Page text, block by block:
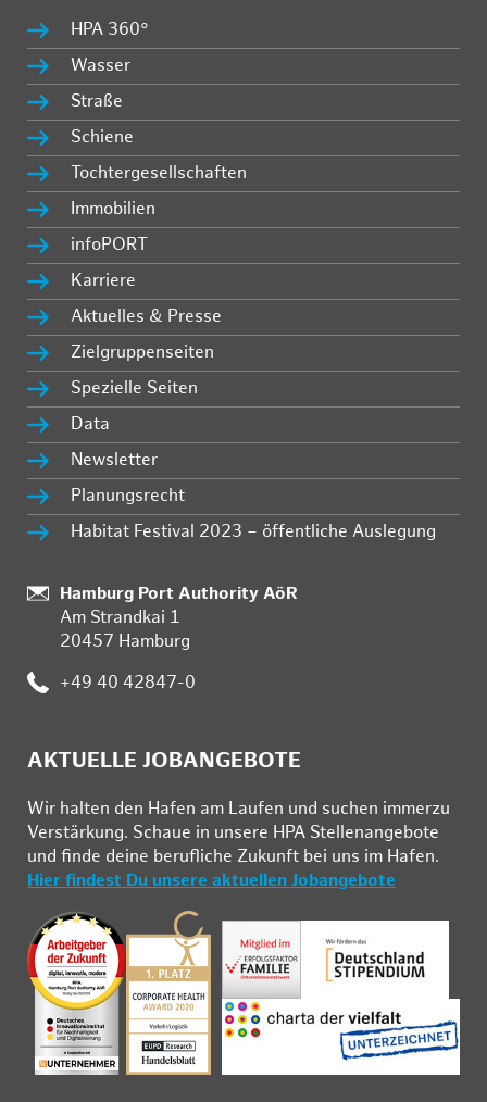
HPA 360°
Wasser
Straße
Schiene
Tochtergesellschaften
Immobilien
infoPORT
Karriere
Aktuelles & Presse
Zielgruppenseiten
Spezielle Seiten
Data
Newsletter
Planungsrecht
Habitat Festival 2023 – öffentliche Auslegung
Standort:
Hamburg Port Authority AöR
Am Strandkai 1
20457 Hamburg
Telefon:
+49 40 42847-0
AKTUELLE JOBANGEBOTE
Wir hal­ten den Ha­fen am Lau­fen und su­chen im­mer­zu
Ver­stär­kung. Schau­e in un­se­re HPA Stel­len­an­ge­bo­te
und fin­de deine be­ruf­li­che Zu­kunft bei uns im Ha­fen.
Hier findest Du unsere aktuellen Jobangebote